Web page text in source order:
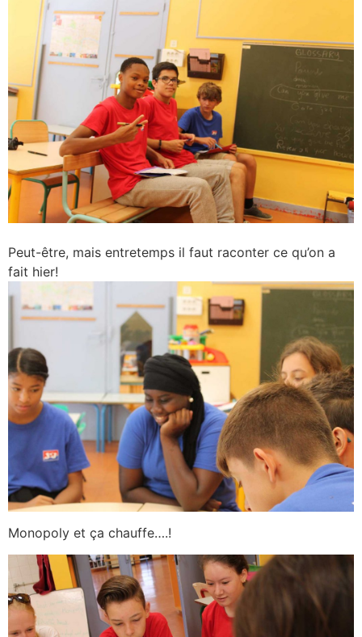
Peut-être, mais entretemps il faut raconter ce qu’on a
fait hier!
Monopoly et ça chauffe….!